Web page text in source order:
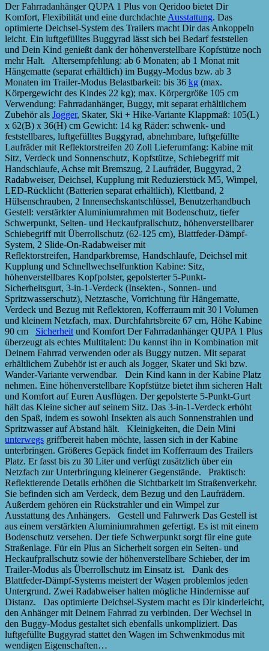
Der Fahrradanhänger QUPA 1 Plus von Qeridoo bietet Dir
Komfort, Flexibilität und eine durchdachte Ausstattung. Das
optimierte Deichsel-System des Trailers macht Dir das Ankoppeln
leicht. Ein luftgefülltes Buggyrad lässt sich bei Bedarf feststellen
und Dein Kind genießt dank der höhenverstellbare Kopfstütze noch
mehr Halt. Altersempfehlung: ab 6 Monaten; ab 1 Monat mit
Hängematte (separat erhältlich) im Buggy-Modus bzw. ab 3
Monaten im Trailer-Modus Belastbarkeit: bis 36 kg (max.
Körpergewicht des Kindes 22 kg); max. Körpergröße 105 cm
Verwendung: Fahrradanhänger, Buggy, mit separat erhältlichem
Zubehör als Jogger, Skater, Ski + Hike-Variante Klappmaß: 105(L)
x 62(B) x 36(H) cm Gewicht: 14 kg Räder: schwenk- und
feststellbares, luftgefülltes Buggyrad, abnehmbare, luftgefüllte
Laufräder mit Reflektorstreifen 20 Zoll Lieferumfang: Kabine mit
Sitz, Verdeck und Sonnenschutz, Kopfstütze, Schiebegriff mit
Handschlaufe, Achse mit Bremszug, 2 Laufräder, Buggyrad, 2
Radabweiser, Deichsel, Kupplung mit Reduzierstück M5, Wimpel,
LED-Rücklicht (Batterien separat erhältlich), Klettband, 2
Hülsenschrauben, 2 Innensechskantschlüssel, Benutzerhandbuch
Gestell: verstärkter Aluminiumrahmen mit Bodenschutz, tiefer
Schwerpunkt, Seiten- und Heckaufprallschutz, höhenverstellbarer
Schiebegriff mit Überrollschutz (62-125 cm), Blattfeder-Dämpf-
System, 2 Slide-On-Radabweiser mit
Reflektorstreifen, Handparkbremse, Handschlaufe, Deichsel mit
Kupplung und Schnellwechselfunktion Kabine: Sitz,
höhenverstellbares Kopfpolster, gepolsterter 5-Punkt-
Sicherheitsgurt, 3-in-1-Verdeck (Insekten-, Sonnen- und
Spritzwasserschutz), Netztasche, Vorrichtung für Hängematte,
Verdeck und Bezug mit Reflektoren, Kofferraum mit 30 l Volumen
und kleinem Netzfach, max. Durchfahrtsbreite 67 cm, Höhe Kabine
90 cm Sicherheit und Komfort Der Fahrradanhänger QUPA 1 Plus
überzeugt als echtes Multitalent: Du kannst ihn in Kombination mit
Deinem Fahrrad verwenden oder als Buggy nutzen. Mit separat
erhältlichem Zubehör ist er auch als Jogger, Skater und Ski bzw.
Wander-Variante verwendbar. Dein Kind kann in der Kabine Platz
nehmen. Eine höhenverstellbare Kopfstütze bietet ihm sicheren Halt
und Komfort auf Euren Ausflügen. Der gepolsterte 5-Punkt-Gurt
hält das Kleine sicher auf seinem Sitz. Das 3-in-1-Verdeck erhöht
den Spaß, indem es sowohl Insekten als auch Sonnenstrahlen und
Spritzwasser auf Abstand hält. Kleinigkeiten, die Dein Mini
unterwegs griffbereit haben möchte, lassen sich in der Kabine
unterbringen. Größeres Gepäck findet im Kofferraum des Trailers
Platz. Er fasst bis zu 30 Liter und verfügt zusätzlich über ein
Netzfach zur Unterbringung kleinerer Gegenstände. Praktisch:
Reflektierende Details erhöhen die Sichtbarkeit im Straßenverkehr.
Sie befinden sich am Verdeck, dem Bezug und den Laufrädern.
Außerdem gehören ein Rückstrahler und ein Wimpel zur
Ausstattung des Anhängers. Gestell und Fahrwerk Das Gestell ist
aus einem verstärkten Aluminiumrahmen gefertigt. Es ist mit einem
Bodenschutz versehen. Der tiefe Schwerpunkt sorgt für eine gute
Straßenlage. Für ein Plus an Sicherheit sorgen ein Seiten- und
Heckaufprallschutz sowie der höhenverstellbare Schieber, der im
Trailer-Modus als Überrollschutz im Einsatz ist. Dank des
Blattfeder-Dämpf-Systems meistert der Wagen problemlos jeden
Untergrund. Zwei Radabweiser halten mögliche Hindernisse auf
Distanz. Das optimierte Deichsel-System macht es Dir kinderleicht,
den Anhänger mit Deinem Fahrrad zu verbinden. Der Wechsel in
den Buggy-Modus gestaltet sich ebenfalls unkompliziert. Das
luftgefüllte Buggyrad stattet den Wagen im Schwenkmodus mit
wendigen Eigenschaften…